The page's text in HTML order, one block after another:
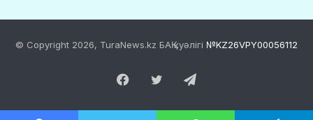
© Copyright 2026, TuraNews.kz БАҚ куәлігі №KZ26VPY00056112
Facebook
Twitter